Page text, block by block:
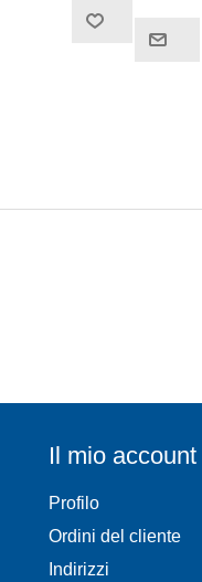
Il mio account
Profilo
Ordini del cliente
Indirizzi